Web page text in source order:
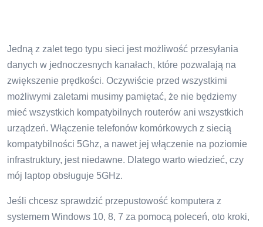
Jedną z zalet tego typu sieci jest możliwość przesyłania
danych w jednoczesnych kanałach, które pozwalają na
zwiększenie prędkości. Oczywiście przed wszystkimi
możliwymi zaletami musimy pamiętać, że nie będziemy
mieć wszystkich kompatybilnych routerów ani wszystkich
urządzeń. Włączenie telefonów komórkowych z siecią
kompatybilności 5Ghz, a nawet jej włączenie na poziomie
infrastruktury, jest niedawne. Dlatego warto wiedzieć, czy
mój laptop obsługuje 5GHz.
Jeśli chcesz sprawdzić przepustowość komputera z
systemem Windows 10, 8, 7 za pomocą poleceń, oto kroki,